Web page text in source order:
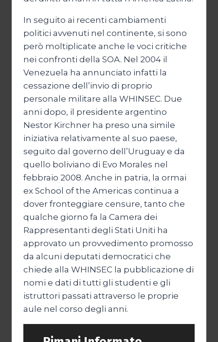
In seguito ai recenti cambiamenti
politici avvenuti nel continente, si sono
però moltiplicate anche le voci critiche
nei confronti della SOA. Nel 2004 il
Venezuela ha annunciato infatti la
cessazione dell’invio di proprio
personale militare alla WHINSEC. Due
anni dopo, il presidente argentino
Nestor Kirchner ha preso una simile
iniziativa relativamente al suo paese,
seguito dal governo dell’Uruguay e da
quello boliviano di Evo Morales nel
febbraio 2008. Anche in patria, la ormai
ex School of the Americas continua a
dover fronteggiare censure, tanto che
qualche giorno fa la Camera dei
Rappresentanti degli Stati Uniti ha
approvato un provvedimento promosso
da alcuni deputati democratici che
chiede alla WHINSEC la pubblicazione di
nomi e dati di tutti gli studenti e gli
istruttori passati attraverso le proprie
aule nel corso degli anni.